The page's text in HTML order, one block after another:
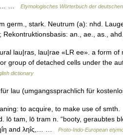
…
Etymologisches Wörterbuch der
germ., stark. Neutrum (a): nhd.
Rekontruktionsbasis: an., ae., as.,
lau|ras, lau|rae «LR ee». a form of
group of detached cells under the
dictionary
lau (umgangssprachlich für
to acquire, to make use of smth.
tam, lō tram n. “booty, geraubtes
and ληΐς,… …
Proto-Indo-European